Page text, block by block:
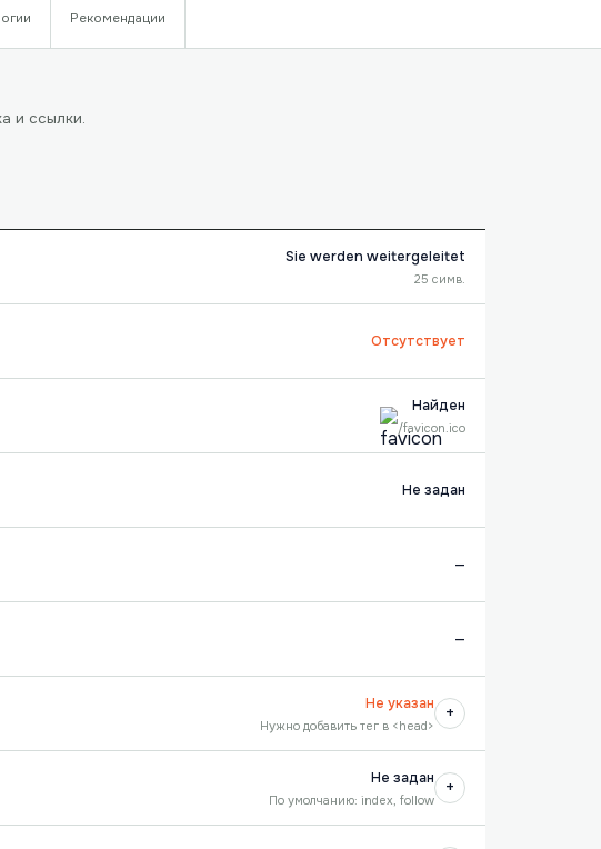
Рекомендации
и ссылки.
Sie werden weitergeleitet
25 симв.
Отсутствует
Найден
/favicon.ico
Не задан
—
—
Не указан
Нужно добавить тег в <head>
+
Не задан
По умолчанию: index, follow
+